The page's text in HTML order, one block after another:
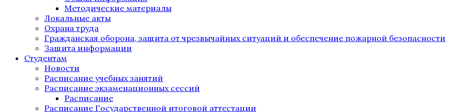
Методические материалы
Локальные акты
Охрана труда
Гражданская оборона, защита от чрезвычайных ситуаций и обеспечение пожарной безопасности
Защита информации
Студентам
Новости
Расписание учебных занятий
Расписание экзаменационных сессий
Расписание
Расписание Государственной итоговой аттестации